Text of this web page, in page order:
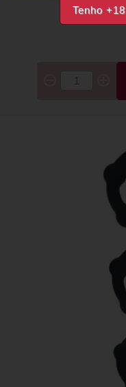
Tenho +18